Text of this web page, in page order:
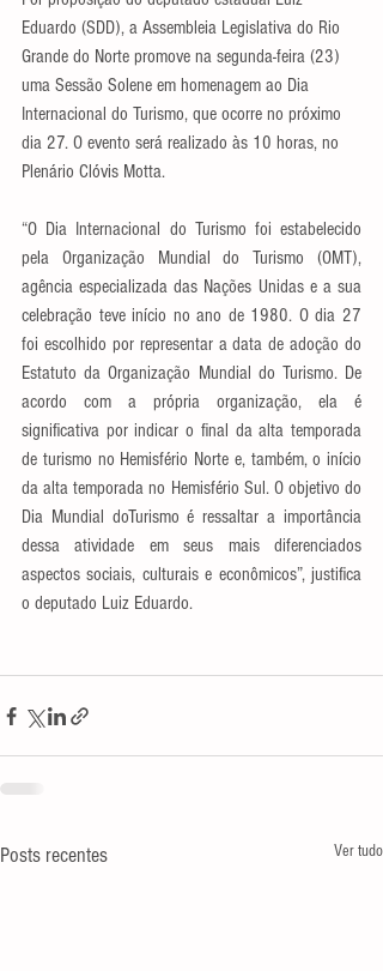
Eduardo (SDD), a Assembleia Legislativa do Rio
Grande do Norte promove na segunda-feira (23)
uma Sessão Solene em homenagem ao Dia
Internacional do Turismo, que ocorre no próximo
dia 27. O evento será realizado às 10 horas, no
Plenário Clóvis Motta.
“O Dia Internacional do Turismo foi estabelecido
pela Organização Mundial do Turismo (OMT),
agência especializada das Nações Unidas e a sua
celebração teve início no ano de 1980. O dia 27
foi escolhido por representar a data de adoção do
Estatuto da Organização Mundial do Turismo. De
acordo com a própria organização, ela é
significativa por indicar o final da alta temporada
de turismo no Hemisfério Norte e, também, o início
da alta temporada no Hemisfério Sul. O objetivo do
Dia Mundial doTurismo é ressaltar a importância
dessa atividade em seus mais diferenciados
aspectos sociais, culturais e econômicos”, justifica
o deputado Luiz Eduardo.
Posts recentes Ver tudo